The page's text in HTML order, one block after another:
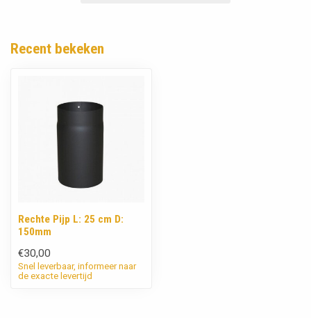
Recent bekeken
Rechte Pijp L: 25 cm D:
150mm
€30,00
Snel leverbaar, informeer naar
de exacte levertijd